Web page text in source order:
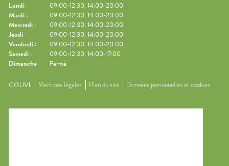
Lundi :
09:00-12:30, 14:00-20:00
Mardi :
09:00-12:30, 14:00-20:00
Mercredi :
09:00-12:30, 14:00-20:00
Jeudi :
09:00-12:30, 14:00-20:00
Vendredi :
09:00-12:30, 14:00-20:00
Samedi :
09:00-12:30, 14:00-17:00
Dimanche : Fermé
CGUVL Mentions légales Plan du site Données personnelles et cookies